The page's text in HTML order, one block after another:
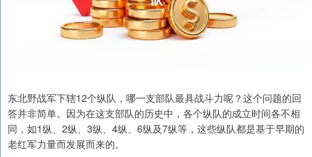
东北野战军下辖12个纵队，哪一支部队最具战斗力呢？这个问题的回
答并非简单。因为在这支部队的历史中，各个纵队的成立时间各不相
同，如1纵、2纵、3纵、4纵、6纵及7纵等，这些纵队都是基于早期的
老红军力量而发展而来的。